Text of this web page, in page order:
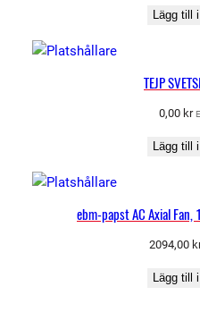
Lägg till
TEJP
0,00 kr
Lägg till
ebm-papst AC Axial
2094,00
Lägg till